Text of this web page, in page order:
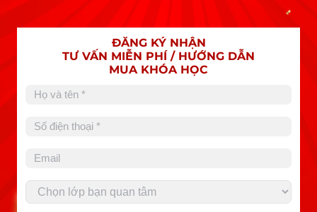
ĐĂNG KÝ NHẬN
TƯ VẤN MIỄN PHÍ / HƯỚNG DẪN
MUA KHÓA HỌC